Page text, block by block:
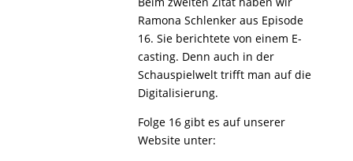
Ramona Schlenker aus Episode
16. Sie berichtete von einem E-
casting. Denn auch in der
Schauspielwelt trifft man auf die
Digitalisierung.
Folge 16 gibt es auf unserer
Website unter: